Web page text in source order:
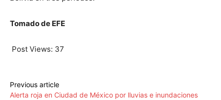
Tomado de EFE
Post Views: 37
Previous article
Alerta roja en Ciudad de México por lluvias e inundaciones